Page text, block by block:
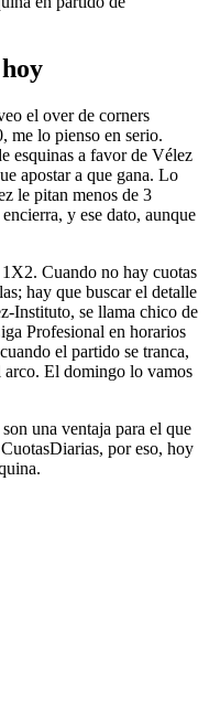
el over de corners
me lo pienso en serio.
esquinas a favor de Vélez
apostar a que gana. Lo
le pitan menos de 3
y ese dato, aunque
Cuando no hay cuotas
hay que buscar el detalle
Instituto, se llama chico de
Profesional en horarios
el partido se tranca,
arco. El domingo lo vamos
son una ventaja para el que
por eso, hoy